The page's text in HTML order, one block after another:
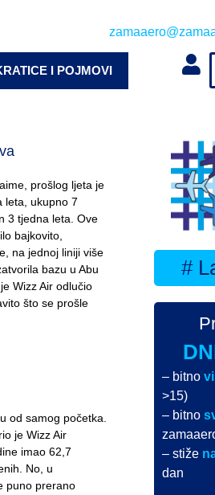
I POJMOVI
prošlog ljeta je
leta, ukupno 7
3 tjedna leta. Ove
bajkovito,
na jednoj liniji više
bazu u Abu
Wizz Air odlučio
što se prošle
od samog početka.
je Wizz Air
imao 62,7
No, u
puno prerano
#
– bitno
>15)
– bitno
– stiže
dan